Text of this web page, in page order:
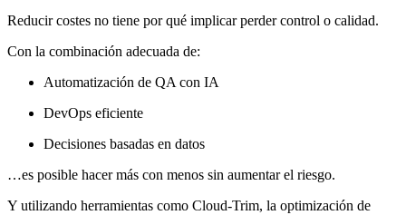
Reducir costes no tiene por qué implicar perder control o calidad.
Con la combinación adecuada de:
Automatización de QA con IA
DevOps eficiente
Decisiones basadas en datos
…es posible hacer más con menos sin aumentar el riesgo.
Y utilizando herramientas como Cloud-Trim, la optimización de